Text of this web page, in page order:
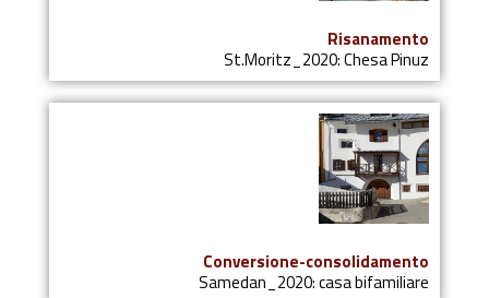
Risanamento
St.Moritz_2020: Chesa Pinuz
Conversione-consolidamento
Samedan_2020: casa bifamiliare